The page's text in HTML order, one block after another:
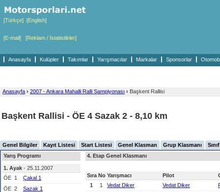
[Türkçe] [English]
[E-mail] [Reklam / İstatistikler]
Anasayfa Kulüpler Takımlar Yarışmacılar Markalar Sponsorlar
Anasayfa › 2007 - Ankara Mahalli Ralli Şampiyonası › Başkent Rallisi
Başkent Rallisi - ÖE 4 Sazak 2 - 8,10 km
Genel Bilgiler Kayıt Listesi Start Listesi Genel Klasman Grup Klasmanı
Yarış Programı
1. Ayak - 25.11.2007
ÖE 1
Çakal 1
ÖE 2
Sazak 1
4. Etap Genel Klasmanı
Sıra No Yarışmacı Pilot
1
1 Vedat Diker Vedat Diker